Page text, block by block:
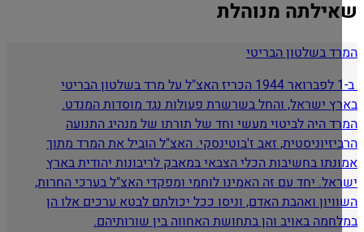
מנוהלת
בשלטון הבריטי
ב-1 לפברואר 1944 הכריז האצ"ל על מרד בשלטון הבריטי
ישראל, והחל בשרשרת פעולות נגד מוסדות המנדט.
היה לביטוי מעשי וחד של תורתו של מנהיג התנועה
זאב ז'בוטינסקי. האצ"ל הוביל את המרד מתוך
בחשיבות הכלי הצבאי במאבק לריבונות יהודית בארץ
יחד עם זה האמינו לוחמי ומפקדי האצ"ל בערכי החרות,
ואהבת האדם, וניסו ככל יכולתם לבטא ערכים אלו הן
באויב והן בתחושת האחווה בין שורותיהם.